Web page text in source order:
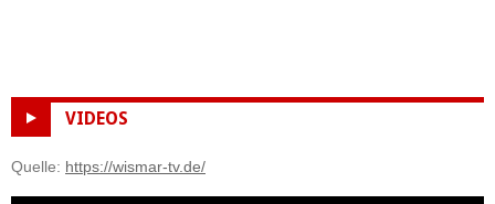
VIDEOS
Quelle: https://wismar-tv.de/